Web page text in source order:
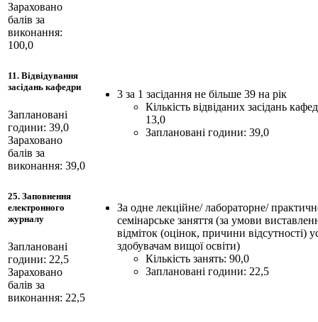
Зараховано
балів за
виконання:
100,0
11. Відвідування
засідань кафедри
Заплановані
години: 39,0
Зараховано
балів за
виконання: 39,0
3 за 1 засідання не більше 39 на рік
Кількість відвіданих засідань
13,0
Заплановані години: 39,0
25. Заповнення
електронного
журналу
Заплановані
години: 22,5
Зараховано
балів за
виконання: 22,5
За одне лекційне/ лабораторне/
семінарське заняття (за умови
відміток (оцінок, причини відсутності)
здобувачам вищої освіти)
Кількість занять: 90,0
Заплановані години: 22,5